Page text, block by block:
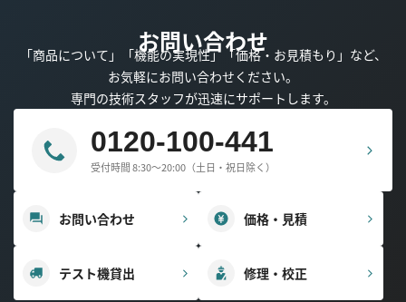
お問い合わせ
「商品について」「機能の実現性」「価格・お見積もり」など、
お気軽にお問い合わせください。
専門の技術スタッフが迅速にサポートします。
0120-100-441
受付時間 8:30～20:00（土日・祝日除く）
お問い合わせ 価格・見積
テスト機貸出 修理・校正